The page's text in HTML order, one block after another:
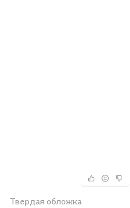
Твердая обложка